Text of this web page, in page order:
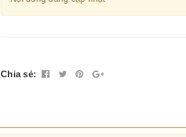
Chia sẻ: